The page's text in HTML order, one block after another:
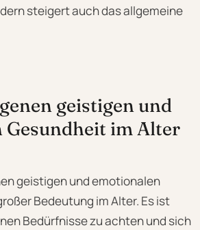
steigert auch das allgemeine
geistigen und
Gesundheit im Alter
geistigen und emotionalen
Bedeutung im Alter. Es ist
Bedürfnisse zu achten und sich